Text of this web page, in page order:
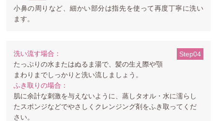
小鼻の周りなど、細かい部分は指先を使って再度丁寧に洗い
ます。
Step04
洗い流す場合：
たっぷりの水またはぬるま湯で、髪の生え際や顎
まわりまでしっかりと洗い流しましょう。
ふき取りの場合：
肌に余計な刺激を与えないように、蒸しタオル・水に濡らし
たスポンジなどでやさしくクレンジング剤をふき取ってくだ
さい。